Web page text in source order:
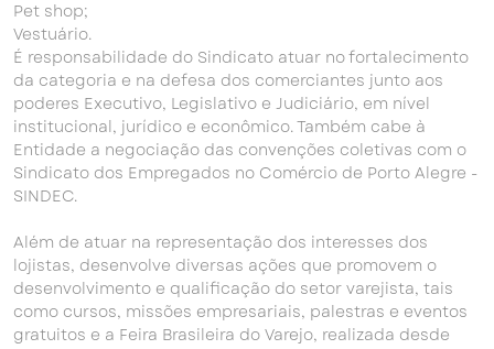
Pet shop;
Vestuário.
É responsabilidade do Sindicato atuar no fortalecimento
da categoria e na defesa dos comerciantes junto aos
poderes Executivo, Legislativo e Judiciário, em nível
institucional, jurídico e econômico. Também cabe à
Entidade a negociação das convenções coletivas com o
Sindicato dos Empregados no Comércio de Porto Alegre -
SINDEC.
Além de atuar na representação dos interesses dos
lojistas, desenvolve diversas ações que promovem o
desenvolvimento e qualificação do setor varejista, tais
como cursos, missões empresariais, palestras e eventos
gratuitos e a Feira Brasileira do Varejo, realizada desde